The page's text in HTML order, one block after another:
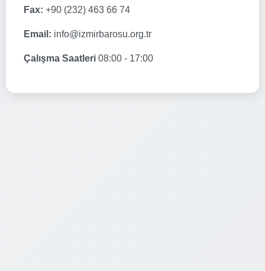
Fax: +90 (232) 463 66 74
Email: info@izmirbarosu.org.tr
Çalışma Saatleri 08:00 - 17:00